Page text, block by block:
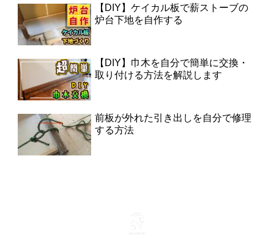
【DIY】ケイカル板で薪ストーブの
炉台下地を自作する
【DIY】巾木を自分で簡単に交換・
取り付ける方法を解説します
前板が外れた引き出しを自分で修理
する方法